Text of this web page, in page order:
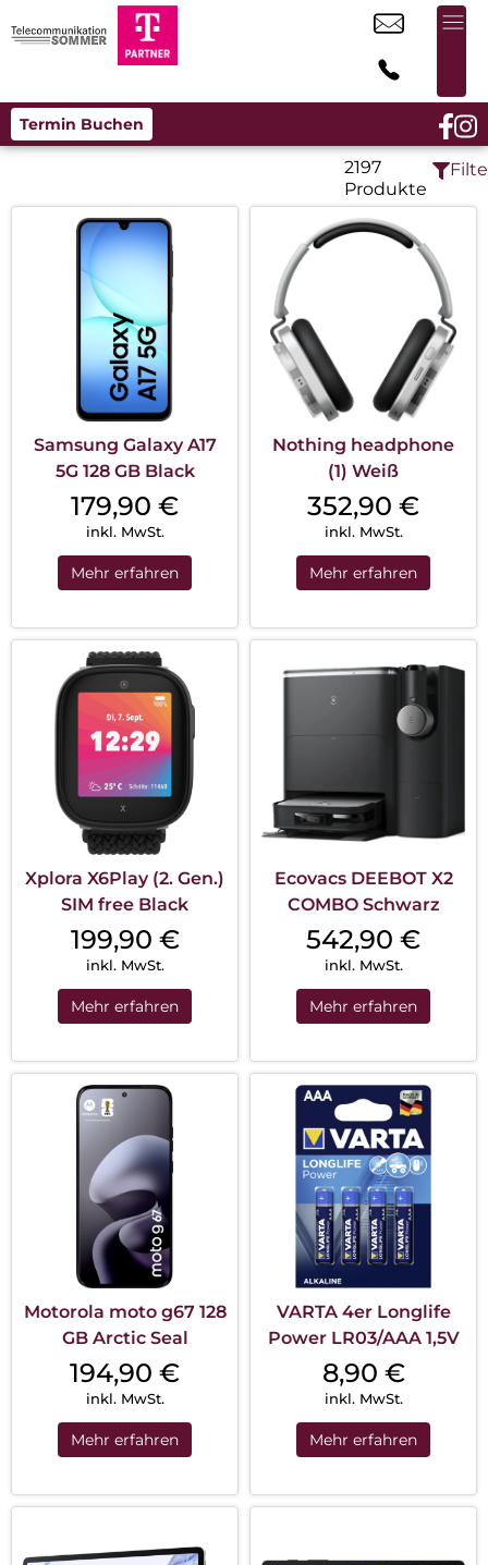
Termin Buchen
2197
Produkte
Samsung Galaxy A17
5G 128 GB Black
179,90 €
inkl. MwSt.
Mehr erfahren
Nothing headphone
(1) Weiß
352,90 €
inkl. MwSt.
Mehr erfahren
Xplora X6Play (2. Gen.)
SIM free Black
199,90 €
inkl. MwSt.
Mehr erfahren
Ecovacs DEEBOT X2
COMBO Schwarz
542,90 €
inkl. MwSt.
Mehr erfahren
Motorola moto g67 128
GB Arctic Seal
194,90 €
inkl. MwSt.
Mehr erfahren
VARTA 4er Longlife
Power LR03/AAA 1,5V
8,90 €
inkl. MwSt.
Mehr erfahren